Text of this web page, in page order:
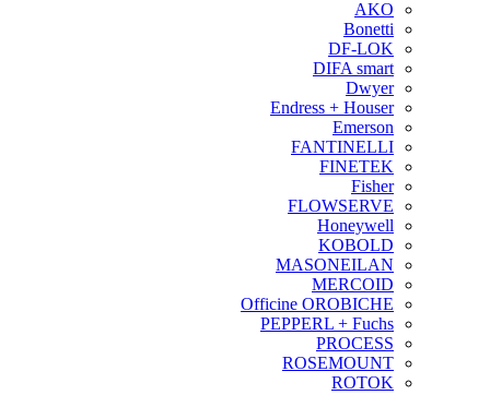
AKO
Bonetti
DF-LOK
DIFA smart
Dwyer
Endress + Houser
Emerson
FANTINELLI
FINETEK
Fisher
FLOWSERVE
Honeywell
KOBOLD
MASONEILAN
MERCOID
Officine OROBICHE
PEPPERL + Fuchs
PROCESS
ROSEMOUNT
ROTOK